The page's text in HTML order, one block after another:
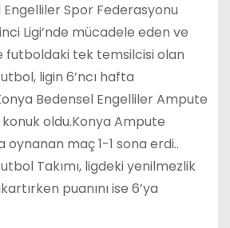
Spor Federasyonu
Ligi’nde mücadele eden ve
futboldaki tek temsilcisi olan
ligin 6’ncı hafta
Bedensel Engelliler Ampute
konuk oldu.Konya Ampute
oynanan maç 1-1 sona erdi..
Takımı, ligdeki yenilmezlik
puanını ise 6’ya